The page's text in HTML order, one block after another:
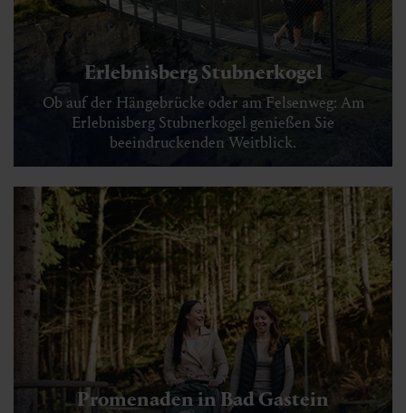
Erlebnisberg Stubnerkogel
Ob auf der Hängebrücke oder am Felsenweg: Am
Erlebnisberg Stubnerkogel genießen Sie
beeindruckenden Weitblick.
Promenaden in Bad Gastein